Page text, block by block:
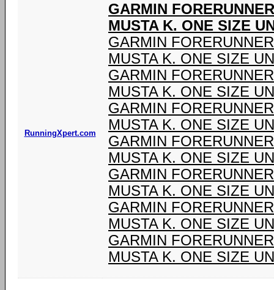
RunningXpert.com
GARMIN
MUSTA K. ONE SIZE
GARMIN
MUSTA K. ONE SIZE
GARMIN
MUSTA K. ONE SIZE
GARMIN
MUSTA K. ONE SIZE
GARMIN
MUSTA K. ONE SIZE
GARMIN
MUSTA K. ONE SIZE
GARMIN
MUSTA K. ONE SIZE
GARMIN
MUSTA K. ONE SIZE